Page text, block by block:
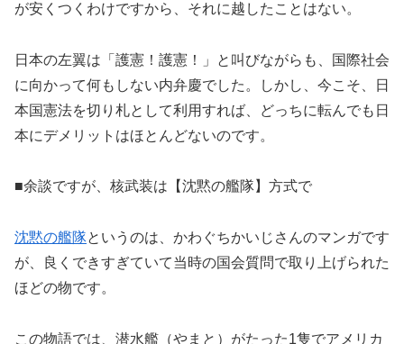
が安くつくわけですから、それに越したことはない。
日本の左翼は「護憲！護憲！」と叫びながらも、国際社会
に向かって何もしない内弁慶でした。しかし、今こそ、日
本国憲法を切り札として利用すれば、どっちに転んでも日
本にデメリットはほとんどないのです。
■余談ですが、核武装は【沈黙の艦隊】方式で
沈黙の艦隊というのは、かわぐちかいじさんのマンガです
が、良くできすぎていて当時の国会質問で取り上げられた
ほどの物です。
この物語では、潜水艦（やまと）がたった1隻でアメリカ